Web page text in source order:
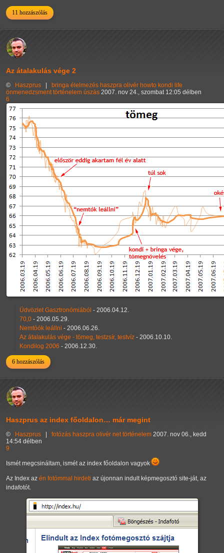
11 hozzászólás
Az átalakulás vége 2
© Haszprus bringa élelmezés haszpra olivér howto kondi life
önmenedzsment történelem úszás 2007. nov 24., szombat 12:05 délben
6
Üdvözlet Gasztronómiából - 2006.04.12.
70,0 - 2006.05.29.
Nemtóók leállni - 2006.06.26.
Az átalakulás vége - tömeg, testzsír, testvíz - 2006.10.10.
Kondilog 2006 - 2006.12.30.
6 hozzászólás
Haszprus az index főoldalon… már megint
© Haszprus fotózás haszpra olivér net történelem 2007. nov 06., kedd
14:54 délben
9
Ismét megcsináltam, ismét az index főoldalon vagyok
Az Index az én fotómmal hirdeti az újonnan indult képmegosztó site-ját, az
indafotót.